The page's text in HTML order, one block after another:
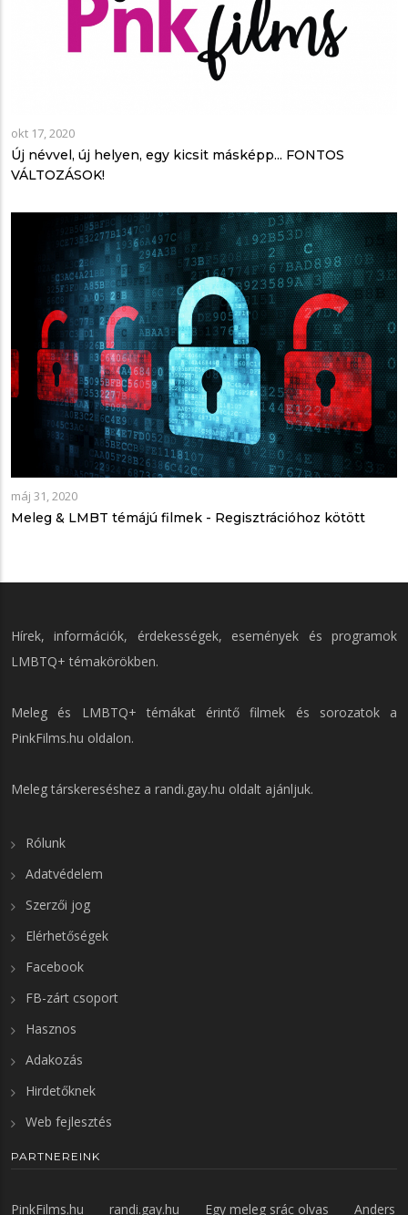
okt 17, 2020
Új névvel, új helyen, egy kicsit másképp... FONTOS
VÁLTOZÁSOK!
máj 31, 2020
Meleg & LMBT témájú filmek - Regisztrációhoz kötött
Hírek, információk, érdekességek, események és programok
LMBTQ+ témakörökben.
Meleg és LMBTQ+ témákat érintő filmek és sorozatok a
PinkFilms.hu oldalon.
Meleg társkereséshez a randi.gay.hu oldalt ajánljuk.
Rólunk
Adatvédelem
Szerzői jog
Elérhetőségek
Facebook
FB-zárt csoport
Hasznos
Adakozás
Hirdetőknek
Web fejlesztés
PARTNEREINK
PinkFilms.hu randi.gay.hu Egy meleg srác olvas Anders